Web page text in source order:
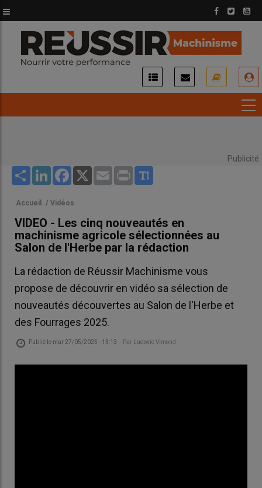
au
contenu
principal
Publicité
Share LinkedInFacebook
X Email Print
Accueil / Vidéos
VIDEO - Les cinq nouveautés en
machinisme agricole sélectionnées au
Salon de l'Herbe par la rédaction
La rédaction de Réussir Machinisme vous
propose de découvrir en vidéo sa sélection de
nouveautés découvertes au Salon de l'Herbe et
des Fourrages 2025.
Publié le mar 27/05/2025 - 13:13 - Par Ludovic Vimond